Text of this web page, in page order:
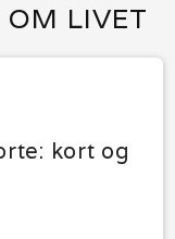
OM LIVET
kort og